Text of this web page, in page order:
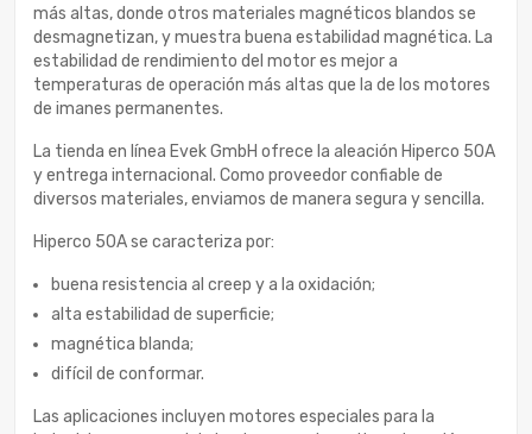
más altas, donde otros materiales magnéticos blandos se
desmagnetizan, y muestra buena estabilidad magnética. La
estabilidad de rendimiento del motor es mejor a
temperaturas de operación más altas que la de los motores
de imanes permanentes.
La tienda en línea Evek GmbH ofrece la aleación Hiperco 50A
y entrega internacional. Como proveedor confiable de
diversos materiales, enviamos de manera segura y sencilla.
Hiperco 50A se caracteriza por:
buena resistencia al creep y a la oxidación;
alta estabilidad de superficie;
magnética blanda;
difícil de conformar.
Las aplicaciones incluyen motores especiales para la